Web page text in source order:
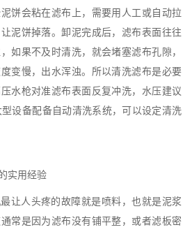
饼会粘在滤布上，需要用人工或自动拉
泥饼掉落。卸泥完成后，滤布表面往往
如果不及时清洗，就会堵塞滤布孔隙，
变慢，出水浑浊。所以清洗滤布是必要
水枪对准滤布表面反复冲洗，水压建议
设备配备自动清洗系统，可以设定清洗
实用经验
让人头疼的故障就是喷料，也就是泥浆
常是因为滤布没有铺平整，或者滤板密